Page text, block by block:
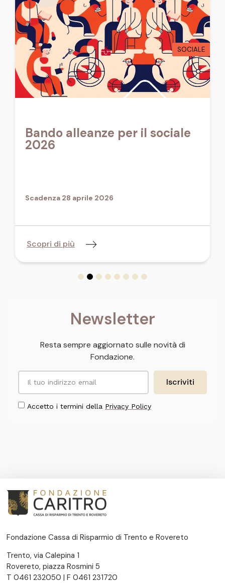
Bando alleanze per il sociale
2026
Scadenza 28 aprile 2026
Scopri di più
SOCIALE
Newsletter
Resta sempre aggiornato sulle novità di
Fondazione.
Accetto i termini della Privacy Policy
Iscriviti
Fondazione Cassa di Risparmio di Trento e Rovereto
Trento, via Calepina 1
Rovereto, piazza Rosmini 5
T 0461 232050 | F 0461 231720